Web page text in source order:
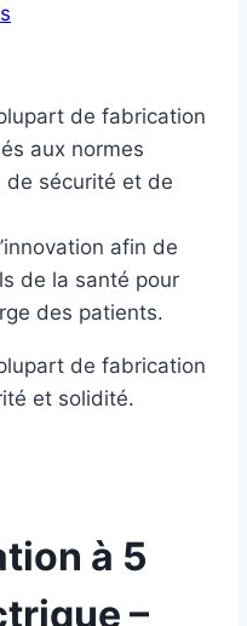
de fabrication
aux normes
sécurité et de
afin de
de la santé pour
des patients.
de fabrication
et solidité.
à 5
–